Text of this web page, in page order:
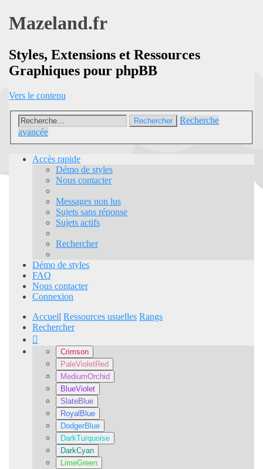
Mazeland.fr
Styles, Extensions et Ressources
Graphiques pour phpBB
Vers le contenu
Rechercher
Recherche
avancée
Accès rapide
Démo de styles
Nous contacter
Messages non lus
Sujets sans réponse
Sujets actifs
Rechercher
Démo de styles
FAQ
Nous contacter
Connexion
Accueil Ressources usuelles Rangs
Rechercher
Crimson
PaleVioletRed
MediumOrchid
BlueViolet
SlateBlue
RoyalBlue
DodgerBlue
DarkTurquoise
DarkCyan
LimeGreen